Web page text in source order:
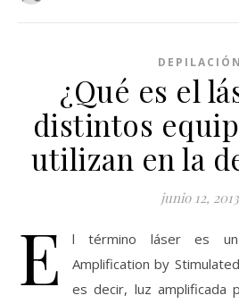
DEPILACIÓN
¿Qué es el
distintos
utilizan en la
junio 12, 2013
E
l término láser es
Amplification by
es decir, luz amplificada